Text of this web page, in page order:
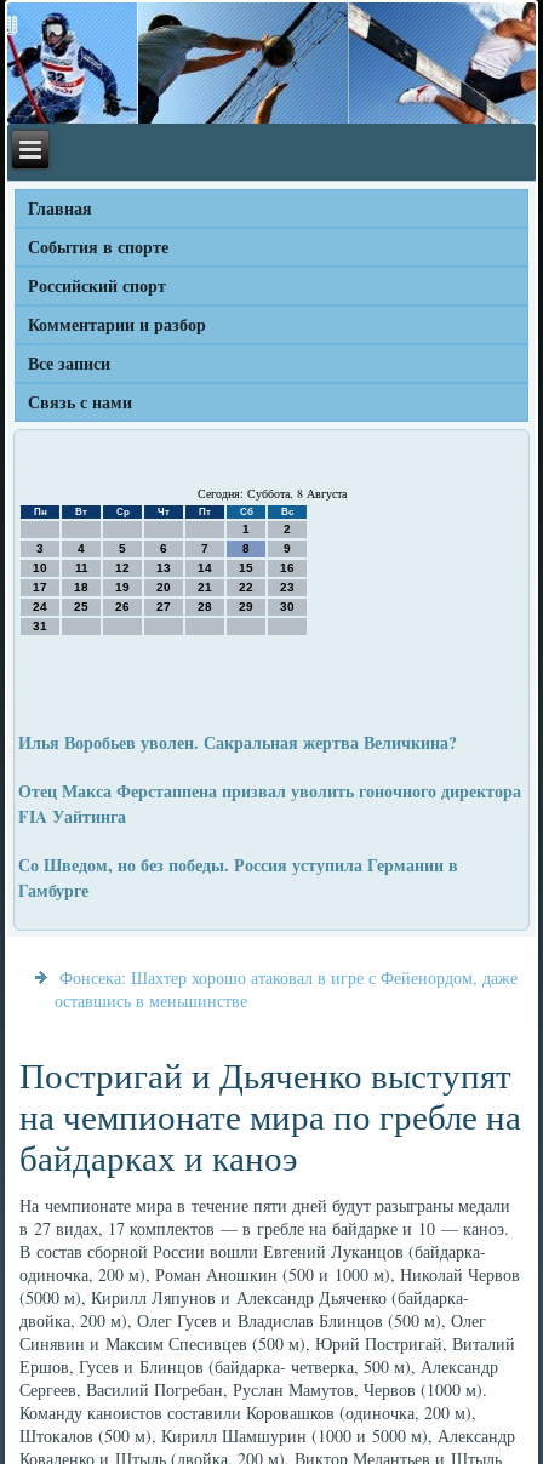
Главная
События в спорте
Российский спорт
Комментарии и разбор
Все записи
Связь с нами
Сегодня: Суббота, 8 Августа
Пн Вт Ср Чт Пт Сб Вс
1
2
3
4 5 6 7 8
9
10
11 12 13 14 15
16
17
18 19 20 21 22
23
24
25 26 27 28 29
30
31
Илья Воробьев уволен. Сакральная жертва Величкина?
Отец Макса Ферстаппена призвал уволить гоночного директора
FIA Уайтинга
Со Шведом, но без победы. Россия уступила Германии в
Гамбурге
Фонсека: Шахтер хорошо атаковал в игре с Фейенордом, даже
оставшись в меньшинстве
Постригай и Дьяченко выступят
на чемпионате мира по гребле на
байдарках и каноэ
На чемпионате мира в течение пяти дней будут разыграны медали
в 27 видах, 17 комплектов — в гребле на байдарке и 10 — каноэ.
В состав сборной России вошли Евгений Луканцов (байдарка-
одиночка, 200 м), Роман Аношкин (500 и 1000 м), Николай Червов
(5000 м), Кирилл Ляпунов и Александр Дьяченко (байдарка-
двойка, 200 м), Олег Гусев и Владислав Блинцов (500 м), Олег
Синявин и Максим Спесивцев (500 м), Юрий Постригай, Виталий
Ершов, Гусев и Блинцов (байдарка- четверка, 500 м), Александр
Сергеев, Василий Погребан, Руслан Мамутов, Червов (1000 м).
Команду каноистов составили Коровашков (одиночка, 200 м),
Штокалов (500 м), Кирилл Шамшурин (1000 и 5000 м), Александр
Коваленко и Штыль (двойка, 200 м), Виктор Мелантьев и Штыль